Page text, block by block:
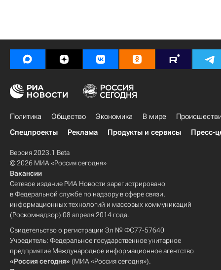
Политика Общество Экономика В мире
Спецпроекты
Реклама Продукты и сервисы Пресс-
Версия 2023.1 Beta
© 2026 МИА «Россия сегодня»
Вакансии
Сетевое издание РИА Новости зарегистрировано
в Федеральной службе по надзору в сфере связи,
информационных технологий и массовых коммуникаций
(Роскомнадзор) 08 апреля 2014 года.
Свидетельство о регистрации Эл № ФС77-57640
Учредитель: Федеральное государственное унитарное
предприятие Международное информационное агентство
«Россия сегодня» (МИА «Россия сегодня»).